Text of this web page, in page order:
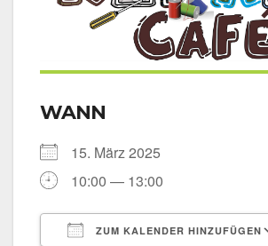
WANN
15. März 2025
10:00 — 13:00
ZUM KALENDER HINZUFÜGEN